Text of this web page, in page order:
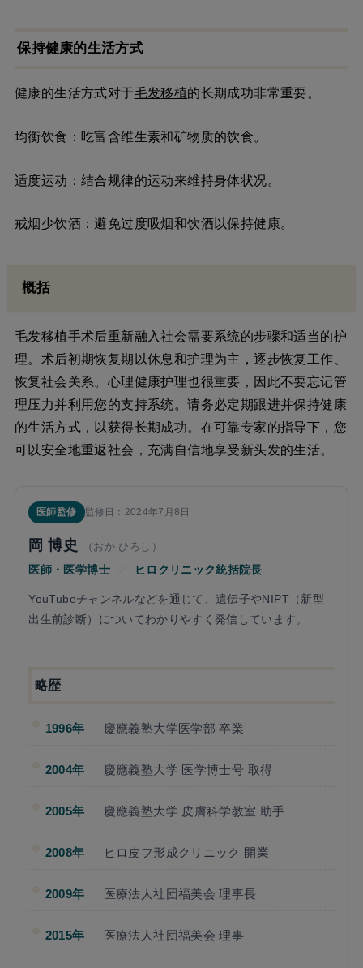
保持健康的生活方式
健康的生活方式对于毛发移植的长期成功非常重要。
均衡饮食：吃富含维生素和矿物质的饮食。
适度运动：结合规律的运动来维持身体状况。
戒烟少饮酒：避免过度吸烟和饮酒以保持健康。
概括
毛发移植手术后重新融入社会需要系统的步骤和适当的护
理。术后初期恢复期以休息和护理为主，逐步恢复工作、
恢复社会关系。心理健康护理也很重要，因此不要忘记管
理压力并利用您的支持系统。请务必定期跟进并保持健康
的生活方式，以获得长期成功。在可靠专家的指导下，您
可以安全地重返社会，充满自信地享受新头发的生活。
医師監修 監修日：2024年7月8日
岡 博史 （おか ひろし）
医師・医学博士 ヒロクリニック統括院長
YouTubeチャンネルなどを通じて、遺伝子やNIPT（新型
出生前診断）についてわかりやすく発信しています。
略歴
1996年 慶應義塾大学医学部 卒業
2004年 慶應義塾大学 医学博士号 取得
2005年 慶應義塾大学 皮膚科学教室 助手
2008年 ヒロ皮フ形成クリニック 開業
2009年 医療法人社団福美会 理事長
2015年 医療法人社団福美会 理事